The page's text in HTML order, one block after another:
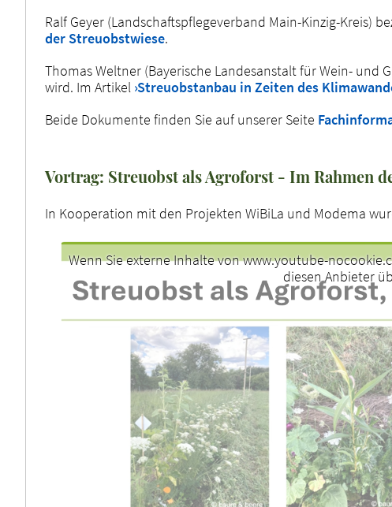
Ralf Geyer (Landschaftspflegeverband Main-Kinzig-Kreis)
der Streuobstwiese.
Thomas Weltner (Bayerische Landesanstalt für Wein- und
wird. Im Artikel ›Streuobstanbau in Zeiten des
Beide Dokumente finden Sie auf unserer Seite
Vortrag: Streuobst als Agroforst - Im Rahmen
In Kooperation mit den Projekten WiBiLa und Modema
Wenn Sie externe Inhalte von www.youtube-
diesen Anbieter